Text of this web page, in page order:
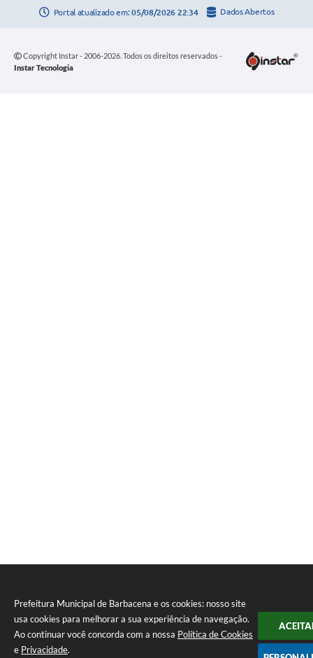
Prefeitura Municipal de Barbacena e os cookies: nosso site
usa cookies para melhorar a sua experiência de navegação.
Ao continuar você concorda com a nossa Política de Cookies
e Privacidade.
Portal atualizado em:05/08/2026 22:34 Dados Abertos
Copyright Instar - 2006-2026. Todos os direitos reservados -
Instar Tecnologia